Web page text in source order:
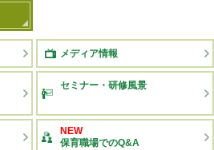
メディア情報
セミナー・研修風景
NEW
保育職場でのQ&A